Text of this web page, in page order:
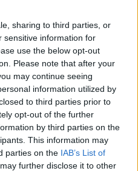
sharing to third parties, or
sensitive information for
use the below opt-out
Please note that after your
may continue seeing
information utilized by
to third parties prior to
opt-out of the further
by third parties on the
This information may
parties on the IAB’s List of
further disclose it to other
Sylvester Stallone
a Tulsa királyából -
választottak
19:45
Rambo előzményfilm
Sylvester Stallone
20:40